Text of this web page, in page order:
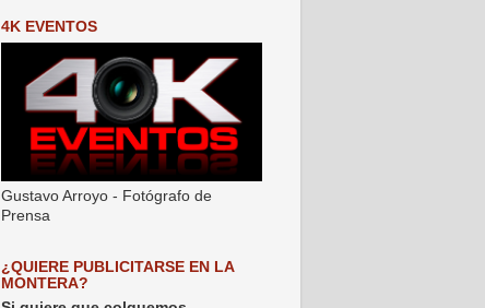
4K EVENTOS
Gustavo Arroyo - Fotógrafo de
Prensa
¿QUIERE PUBLICITARSE EN LA
MONTERA?